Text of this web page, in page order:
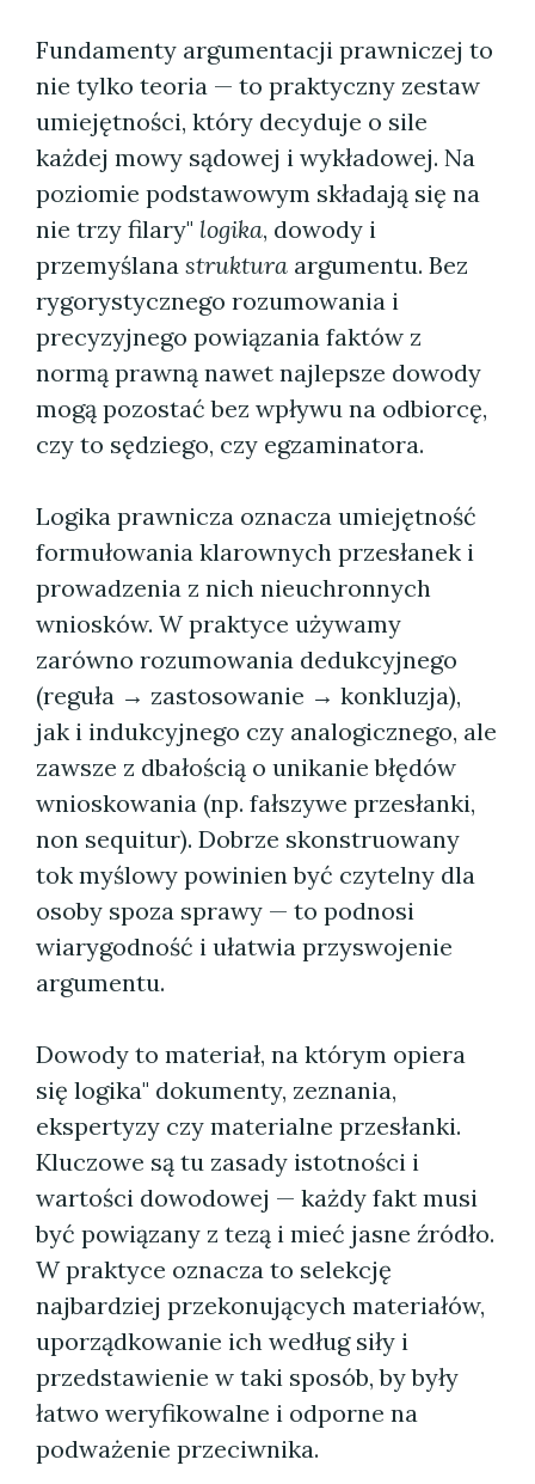
Fundamenty argumentacji prawniczej to
nie tylko teoria — to praktyczny zestaw
umiejętności, który decyduje o sile
każdej mowy sądowej i wykładowej. Na
poziomie podstawowym składają się na
nie trzy filary" logika, dowody i
przemyślana struktura argumentu. Bez
rygorystycznego rozumowania i
precyzyjnego powiązania faktów z
normą prawną nawet najlepsze dowody
mogą pozostać bez wpływu na odbiorcę,
czy to sędziego, czy egzaminatora.
Logika prawnicza oznacza umiejętność
formułowania klarownych przesłanek i
prowadzenia z nich nieuchronnych
wniosków. W praktyce używamy
zarówno rozumowania dedukcyjnego
(reguła → zastosowanie → konkluzja),
jak i indukcyjnego czy analogicznego, ale
zawsze z dbałością o unikanie błędów
wnioskowania (np. fałszywe przesłanki,
non sequitur). Dobrze skonstruowany
tok myślowy powinien być czytelny dla
osoby spoza sprawy — to podnosi
wiarygodność i ułatwia przyswojenie
argumentu.
Dowody to materiał, na którym opiera
się logika" dokumenty, zeznania,
ekspertyzy czy materialne przesłanki.
Kluczowe są tu zasady istotności i
wartości dowodowej — każdy fakt musi
być powiązany z tezą i mieć jasne źródło.
W praktyce oznacza to selekcję
najbardziej przekonujących materiałów,
uporządkowanie ich według siły i
przedstawienie w taki sposób, by były
łatwo weryfikowalne i odporne na
podważenie przeciwnika.